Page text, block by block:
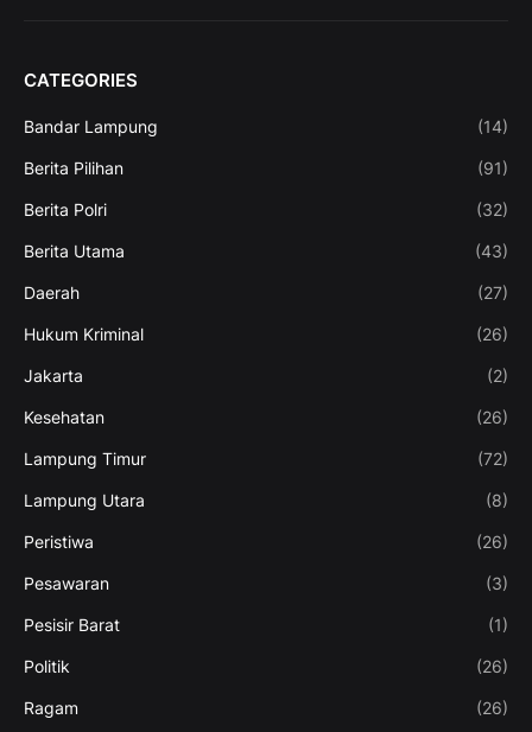
CATEGORIES
Bandar Lampung (14)
Berita Pilihan (91)
Berita Polri (32)
Berita Utama (43)
Daerah (27)
Hukum Kriminal (26)
Jakarta (2)
Kesehatan (26)
Lampung Timur (72)
Lampung Utara (8)
Peristiwa (26)
Pesawaran (3)
Pesisir Barat (1)
Politik (26)
Ragam (26)